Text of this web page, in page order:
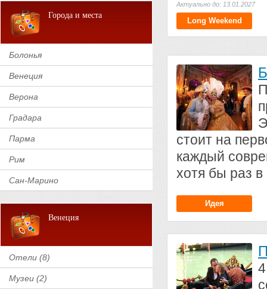
Города и места
Болонья
Венеция
Верона
Градара
Парма
Рим
Сан-Марино
Венеция
Отели (8)
Музеи (2)
Актуально до: 13.01.2027
Long Weekend
стоит на
каждый
хотя бы раз
Идея